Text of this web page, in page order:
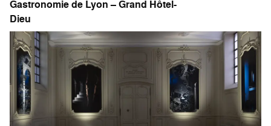
Gastronomie de Lyon – Grand Hôtel-
Dieu